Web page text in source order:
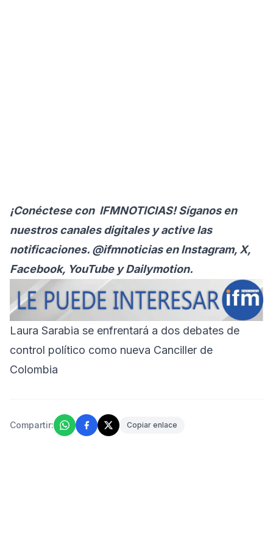
¡Conéctese con IFMNOTICIAS! Síganos en
nuestros canales digitales y active las
notificaciones. @ifmnoticias en Instagram, X,
Facebook, YouTube y Dailymotion.
Laura Sarabia se enfrentará a dos debates de
control político como nueva Canciller de
Colombia
Compartir: Copiar enlace